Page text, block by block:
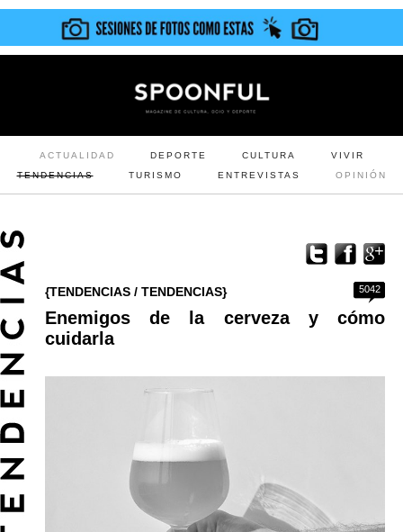
ACTUALIDAD DEPORTE CULTURA
VIVIR
TENDENCIAS
TURISMO ENTREVISTAS OPINIÓN
5042
{TENDENCIAS / TENDENCIAS}
Enemigos de la cerveza y cómo
cuidarla